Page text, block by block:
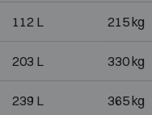
112 L 215 kg
203 L 330 kg
239 L 365 kg